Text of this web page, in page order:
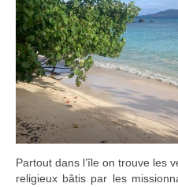
Partout dans l’île on trouve les
religieux bâtis par les